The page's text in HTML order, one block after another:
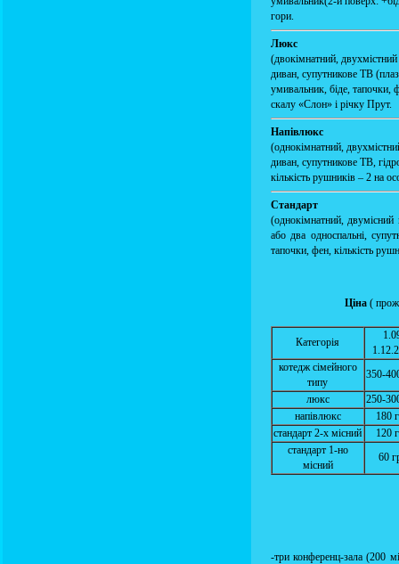
гори.
Люкс
(двокімнатний,
диван, супутникове ТВ
умивальник, біде, тапочки,
скалу «Слон» і річку Прут.
Напівлюкс
(однокімнатний,
диван, супутникове ТВ,
кількість рушників – 2 на
Стандарт
(однокімнатний,
або два односпальні,
тапочки, фен, кількість
Ціна (
Категорія
котедж сімейного
типу
350-
люкс
250-
напівлюкс
180
стандарт 2-х місний
120
стандарт 1-но
місний
60
-три конференц-зала (200